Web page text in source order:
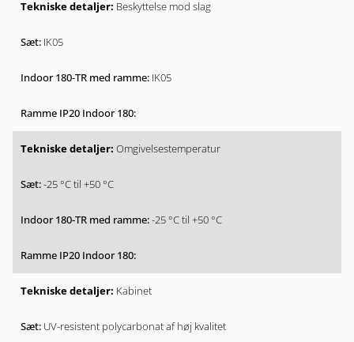
Beskyttelse mod slag
IK05
IK05
Omgivelsestemperatur
-25 °C til +50 °C
-25 °C til +50 °C
Kabinet
UV-resistent polycarbonat af høj kvalitet